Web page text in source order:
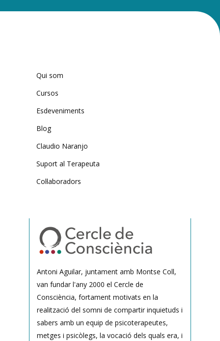
Qui som
Cursos
Esdeveniments
Blog
Claudio Naranjo
Suport al Terapeuta
Col·laboradors
Antoni Aguilar, juntament amb Montse Coll,
van fundar l'any 2000 el Cercle de
Consciència, fortament motivats en la
realització del somni de compartir inquietuds i
sabers amb un equip de psicoterapeutes,
metges i psicòlegs, la vocació dels quals era, i